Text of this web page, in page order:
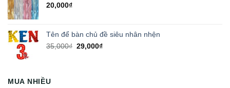
20,000₫
Tên để bàn chủ đề siêu nhân nhện
35,000₫ Giá
29,000₫Giá
MUA NHIỀU